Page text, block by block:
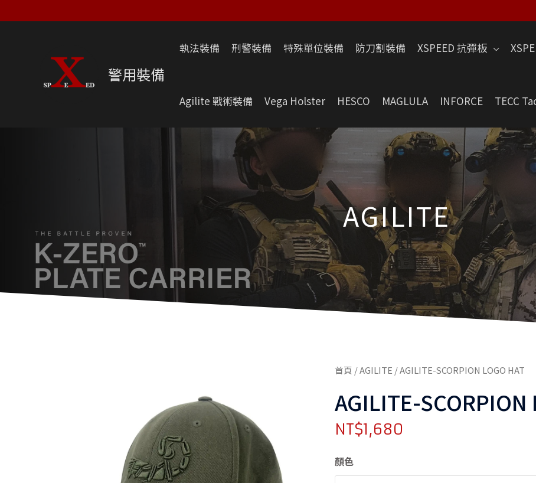
至
警用裝備
執法裝備 刑警裝備 特殊單位裝備 防刀割裝備 XSPEED 抗彈板
Agilite 戰術裝備 Vega Holster HESCO MAGLULA INFORCE TECC
AGILITE
首頁 /AGILITE / AGILITE-SCORPION LOGO HAT
AGILITE-SCORPION
NT$1,680
顏色
AGILITE-
SCORPION